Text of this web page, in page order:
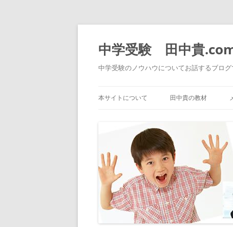
中学受験 田中貴
中学受験のノウハウについてお話するブログ
本サイトについて 田中貴の教材